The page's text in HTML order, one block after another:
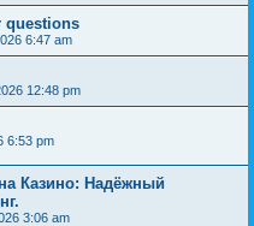
questions
6:47 am
12:48 pm
6:53 pm
Казино: Надёжный
3:06 am